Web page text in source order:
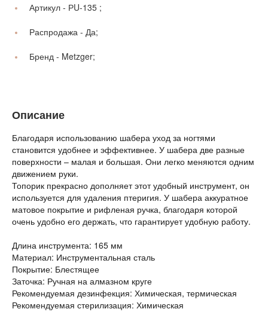
Артикул - РU-135 ;
Распродажа - Да;
Бренд - Metzger;
Описание
Благодаря использованию шабера уход за ногтями
становится удобнее и эффективнее. У шабера две разные
поверхности – малая и большая. Они легко меняются одним
движением руки.
Топорик прекрасно дополняет этот удобный инструмент, он
используется для удаления птеригия. У шабера аккуратное
матовое покрытие и рифленая ручка, благодаря которой
очень удобно его держать, что гарантирует удобную работу.
Длина инструмента: 165 мм
Материал: Инструментальная сталь
Покрытие: Блестящее
Заточка: Ручная на алмазном круге
Рекомендуемая дезинфекция: Химическая, термическая
Рекомендуемая стерилизация: Химическая